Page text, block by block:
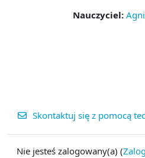
Nauczyciel:
Skontaktuj się z pomocą
Nie jesteś zalogowany(a) (